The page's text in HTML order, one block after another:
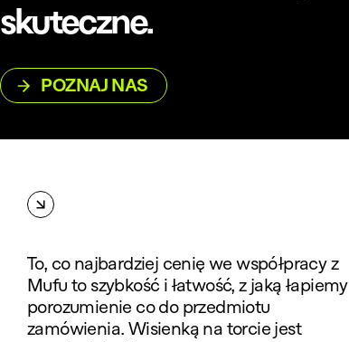
skuteczne.
POZNAJ NAS
To, co najbardziej cenię we współpracy z
Mufu to szybkość i łatwość, z jaką łapiemy
porozumienie co do przedmiotu
zamówienia. Wisienką na torcie jest